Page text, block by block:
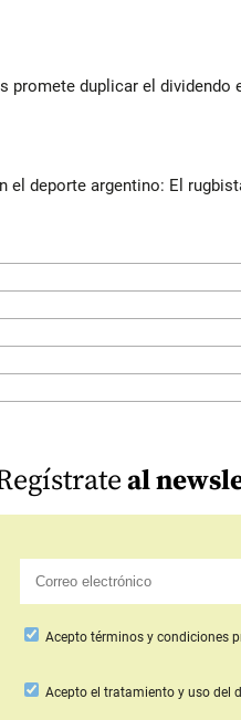
promete duplicar el dividendo
el deporte argentino: El
al
Acepto términos y condiciones
Aceptoel tratamiento y uso del